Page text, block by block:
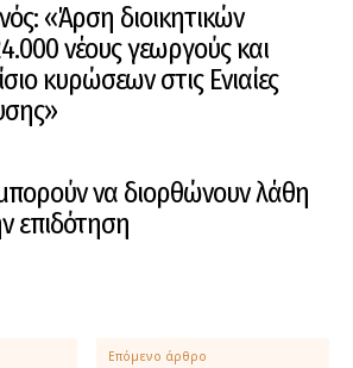
«Άρση διοικητικών
νέους γεωργούς και
κυρώσεων στις Ενιαίες
να διορθώνουν λάθη
επιδότηση
Επόμενο άρθρο